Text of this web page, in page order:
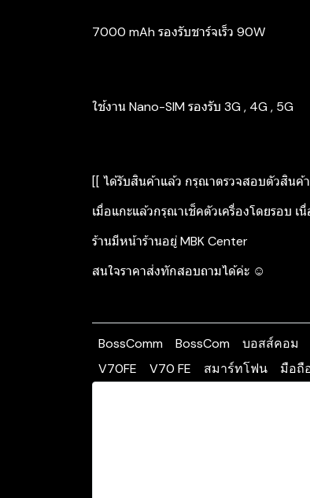
7000 mAh รองรับชาร์จเร็ว 90W
ใช้งาน Nano-SIM รองรับ 3G , 4G , 5G
[[ ได้รับสินค้าแล้ว กรุณาตรวจสอบตัวสินค้
เมื่อแกะแล้วกรุณาเช็คตัวเครื่องโดยรอบ
ร้านมีหน้าร้านอยู่ MBK Center
สนใจราคาส่งทักสอบถามได้ค่ะ ☺️
BossComm BossCom บอสส์คอม
V70FE
V70 FE สมาร์ทโฟน มือถื